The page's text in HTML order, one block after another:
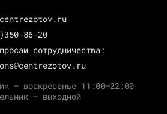
86-20
сотрудничества:
— воскресенье 11:00–22:00
— выходной